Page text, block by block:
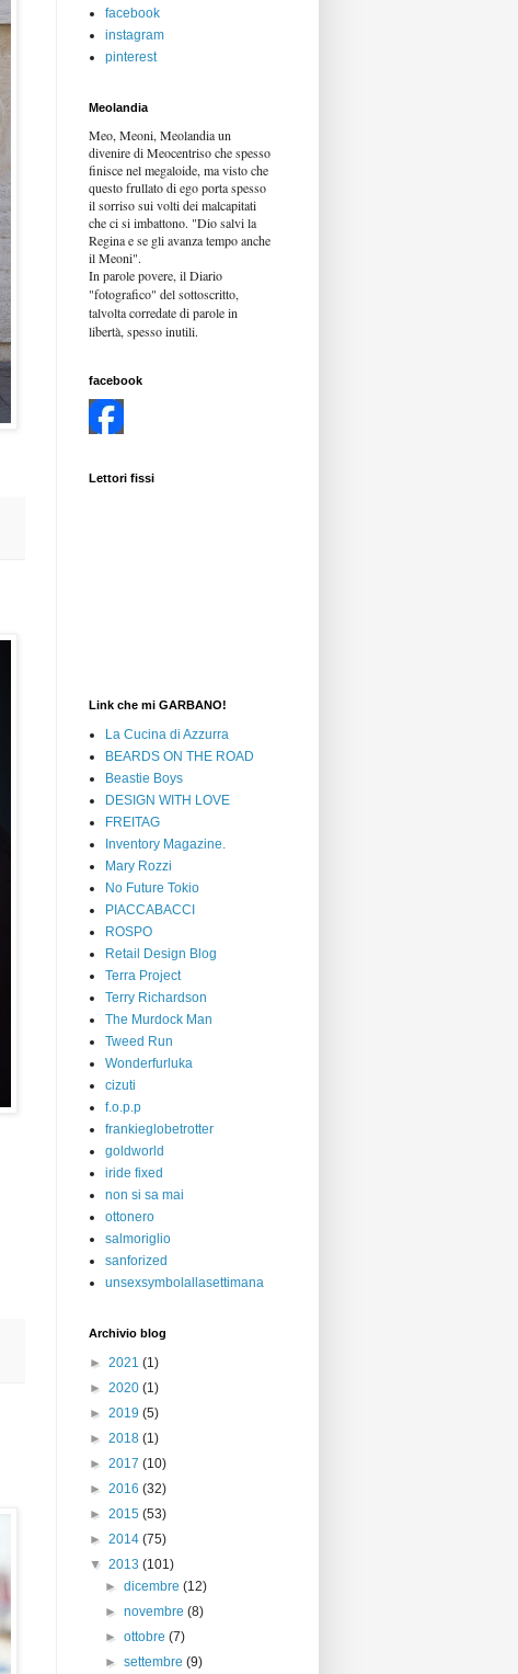
facebook
instagram
pinterest
Meolandia
Meo, Meoni, Meolandia un
divenire di Meocentriso che spesso
finisce nel megaloide, ma visto che
questo frullato di ego porta spesso
il sorriso sui volti dei malcapitati
che ci si imbattono. "Dio salvi la
Regina e se gli avanza tempo anche
il Meoni".
In parole povere, il Diario
"fotografico" del sottoscritto,
talvolta corredate di parole in
libertà, spesso inutili.
facebook
Lettori fissi
Link che mi GARBANO!
La Cucina di Azzurra
BEARDS ON THE ROAD
Beastie Boys
DESIGN WITH LOVE
FREITAG
Inventory Magazine.
Mary Rozzi
No Future Tokio
PIACCABACCI
ROSPO
Retail Design Blog
Terra Project
Terry Richardson
The Murdock Man
Tweed Run
Wonderfurluka
cizuti
f.o.p.p
frankieglobetrotter
goldworld
iride fixed
non si sa mai
ottonero
salmoriglio
sanforized
unsexsymbolallasettimana
Archivio blog
► 2021 (1)
► 2020 (1)
► 2019 (5)
► 2018 (1)
► 2017 (10)
► 2016 (32)
► 2015 (53)
► 2014 (75)
▼ 2013 (101)
►dicembre(12)
►novembre(8)
►ottobre(7)
►settembre(9)